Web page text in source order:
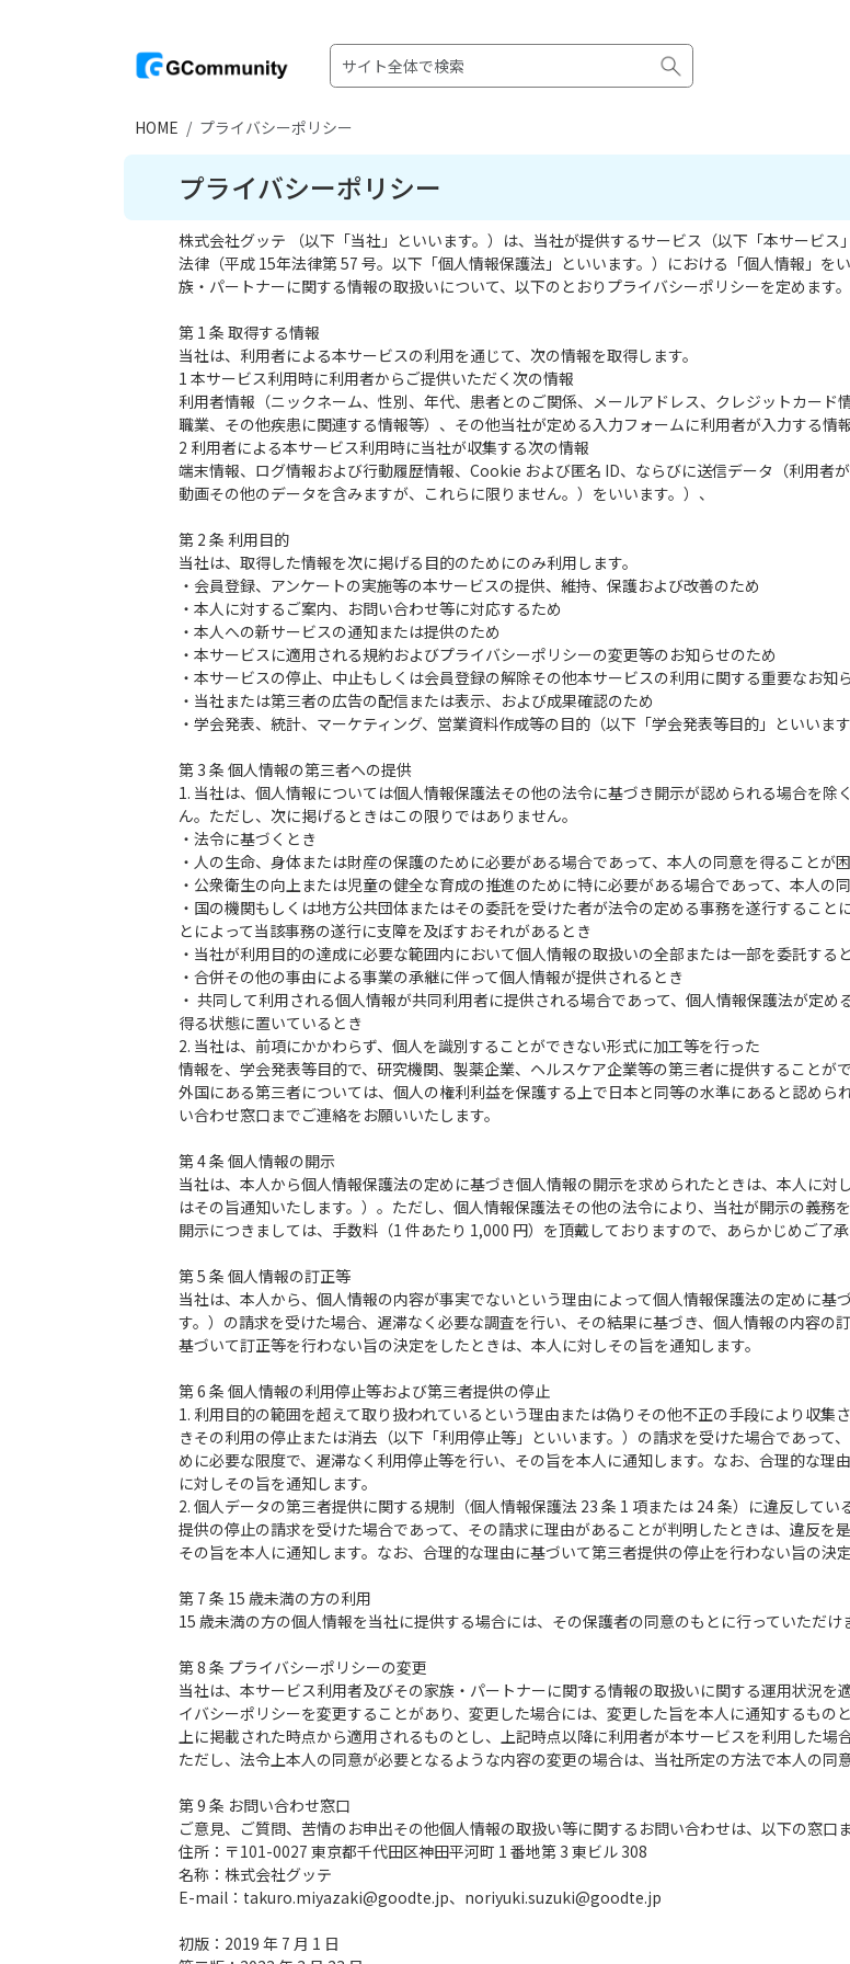
HOME プライバシーポリシー
プライバシーポリシー
株式会社グッテ （以下「当社」といいます。）は、当社が提供するサービス（以下「本サービ
法律（平成 15年法律第 57 号。以下「個人情報保護法」といいます。）における「個人情報」を
族・パートナーに関する情報の取扱いについて、以下のとおりプライバシーポリシーを定めます。
第 1 条 取得する情報
当社は、利用者による本サービスの利用を通じて、次の情報を取得します。
1 本サービス利用時に利用者からご提供いただく次の情報
利用者情報（ニックネーム、性別、年代、患者とのご関係、メールアドレス、クレジットカード
職業、その他疾患に関連する情報等）、その他当社が定める入力フォームに利用者が入力する情
2 利用者による本サービス利用時に当社が収集する次の情報
端末情報、ログ情報および行動履歴情報、Cookie および匿名 ID、ならびに送信データ（利用者
動画その他のデータを含みますが、これらに限りません。）をいいます。）、
第 2 条 利用目的
当社は、取得した情報を次に掲げる目的のためにのみ利用します。
・会員登録、アンケートの実施等の本サービスの提供、維持、保護および改善のため
・本人に対するご案内、お問い合わせ等に対応するため
・本人への新サービスの通知または提供のため
・本サービスに適用される規約およびプライバシーポリシーの変更等のお知らせのため
・本サービスの停止、中止もしくは会員登録の解除その他本サービスの利用に関する重要なお知
・当社または第三者の広告の配信または表示、および成果確認のため
・学会発表、統計、マーケティング、営業資料作成等の目的（以下「学会発表等目的」といいま
第 3 条 個人情報の第三者への提供
1. 当社は、個人情報については個人情報保護法その他の法令に基づき開示が認められる場合を
ん。ただし、次に掲げるときはこの限りではありません。
・法令に基づくとき
・人の生命、身体または財産の保護のために必要がある場合であって、本人の同意を得ることが
・公衆衛生の向上または児童の健全な育成の推進のために特に必要がある場合であって、本人の
・国の機関もしくは地方公共団体またはその委託を受けた者が法令の定める事務を遂行するこ
とによって当該事務の遂行に支障を及ぼすおそれがあるとき
・当社が利用目的の達成に必要な範囲内において個人情報の取扱いの全部または一部を委託する
・合併その他の事由による事業の承継に伴って個人情報が提供されるとき
・ 共同して利用される個人情報が共同利用者に提供される場合であって、個人情報保護法が定
得る状態に置いているとき
2. 当社は、前項にかかわらず、個人を識別することができない形式に加工等を行った
情報を、学会発表等目的で、研究機関、製薬企業、ヘルスケア企業等の第三者に提供することが
外国にある第三者については、個人の権利利益を保護する上で日本と同等の水準にあると認め
い合わせ窓口までご連絡をお願いいたします。
第 4 条 個人情報の開示
当社は、本人から個人情報保護法の定めに基づき個人情報の開示を求められたときは、本人に
はその旨通知いたします。）。ただし、個人情報保護法その他の法令により、当社が開示の義
開示につきましては、手数料（1 件あたり 1,000 円）を頂戴しておりますので、あらかじめご了承
第 5 条 個人情報の訂正等
当社は、本人から、個人情報の内容が事実でないという理由によって個人情報保護法の定めに
す。）の請求を受けた場合、遅滞なく必要な調査を行い、その結果に基づき、個人情報の内容
基づいて訂正等を行わない旨の決定をしたときは、本人に対しその旨を通知します。
第 6 条 個人情報の利用停止等および第三者提供の停止
1. 利用目的の範囲を超えて取り扱われているという理由または偽りその他不正の手段により収
きその利用の停止または消去（以下「利用停止等」といいます。）の請求を受けた場合であっ
めに必要な限度で、遅滞なく利用停止等を行い、その旨を本人に通知します。なお、合理的な
に対しその旨を通知します。
2. 個人データの第三者提供に関する規制（個人情報保護法 23 条 1 項または 24 条）に違反して
提供の停止の請求を受けた場合であって、その請求に理由があることが判明したときは、違反を
その旨を本人に通知します。なお、合理的な理由に基づいて第三者提供の停止を行わない旨の決
第 7 条 15 歳未満の方の利用
15 歳未満の方の個人情報を当社に提供する場合には、その保護者の同意のもとに行っていただけ
第 8 条 プライバシーポリシーの変更
当社は、本サービス利用者及びその家族・パートナーに関する情報の取扱いに関する運用状況
イバシーポリシーを変更することがあり、変更した場合には、変更した旨を本人に通知するも
上に掲載された時点から適用されるものとし、上記時点以降に利用者が本サービスを利用した場
ただし、法令上本人の同意が必要となるような内容の変更の場合は、当社所定の方法で本人の同
第 9 条 お問い合わせ窓口
ご意見、ご質問、苦情のお申出その他個人情報の取扱い等に関するお問い合わせは、以下の窓口
住所：〒101-0027 東京都千代田区神田平河町 1 番地第 3 東ビル 308
名称：株式会社グッテ
E-mail：takuro.miyazaki@goodte.jp、noriyuki.suzuki@goodte.jp
初版：2019 年 7 月 1 日